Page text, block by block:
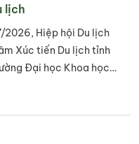
lịch
2026, Hiệp hội Du lịch
Xúc tiến Du lịch tỉnh
Đại học Khoa học
gia Thành phố Hồ Chí